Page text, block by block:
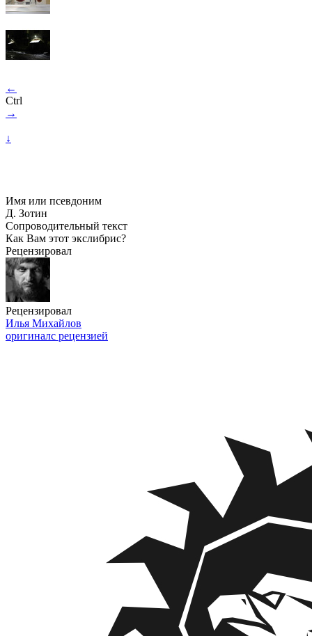
←
Ctrl
→
↓
Имя или псевдоним
Д. Зотин
Сопроводительный текст
Как Вам этот экслибрис?
Рецензировал
Рецензировал
Илья Михайлов
оригиналс рецензией